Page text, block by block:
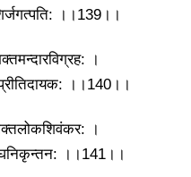
।।139।।
।
।।140।।
।
।।141।।